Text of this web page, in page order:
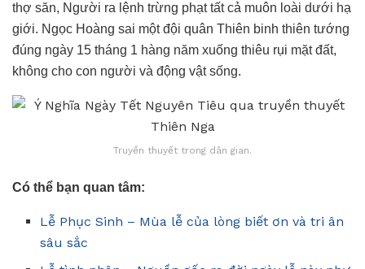
thợ săn, Người ra lệnh trừng phạt tất cả muôn loài dưới hạ
giới. Ngọc Hoàng sai một đội quân Thiên binh thiên tướng
đúng ngày 15 tháng 1 hàng năm xuống thiêu rụi mặt đất,
không cho con người và động vật sống.
Truyền thuyết trong dân gian.
Có thể bạn quan tâm:
Lễ Phục Sinh – Mùa lễ của lòng biết ơn và tri ân
sâu sắc